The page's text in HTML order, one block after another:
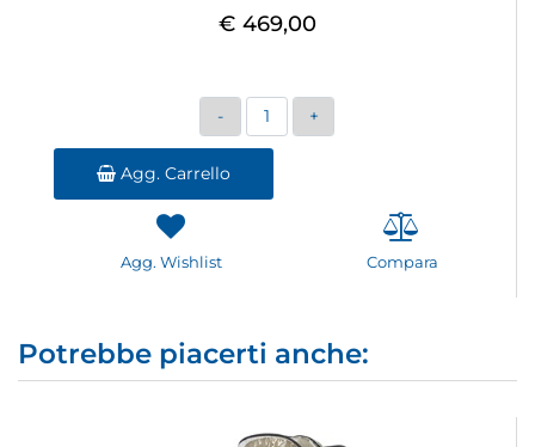
€ 469,00
Quantità
Agg. Carrello
Agg. Wishlist Compara
Potrebbe piacerti anche: